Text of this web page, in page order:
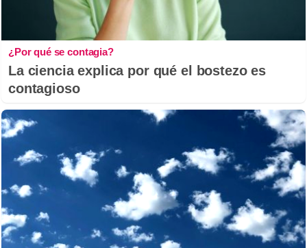
¿Por qué se contagia?
La ciencia explica por qué el bostezo es
contagioso